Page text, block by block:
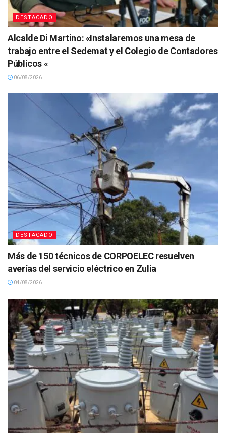
DESTACADO
Alcalde Di Martino: «Instalaremos una mesa de
trabajo entre el Sedemat y el Colegio de Contadores
Públicos «
06/08/2026
DESTACADO
Más de 150 técnicos de CORPOELEC resuelven
averías del servicio eléctrico en Zulia
04/08/2026